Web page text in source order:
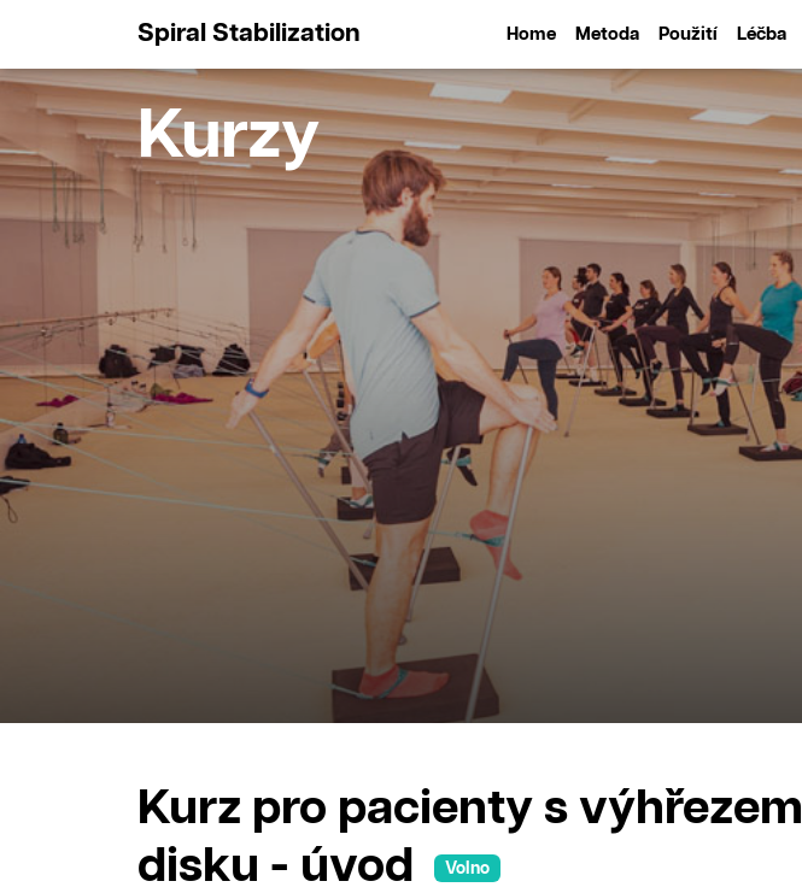
Spiral Stabilization Home Metoda Použití Léčba
Kurzy
Kurz pro pacienty s výhřezem
disku - úvod
Volno